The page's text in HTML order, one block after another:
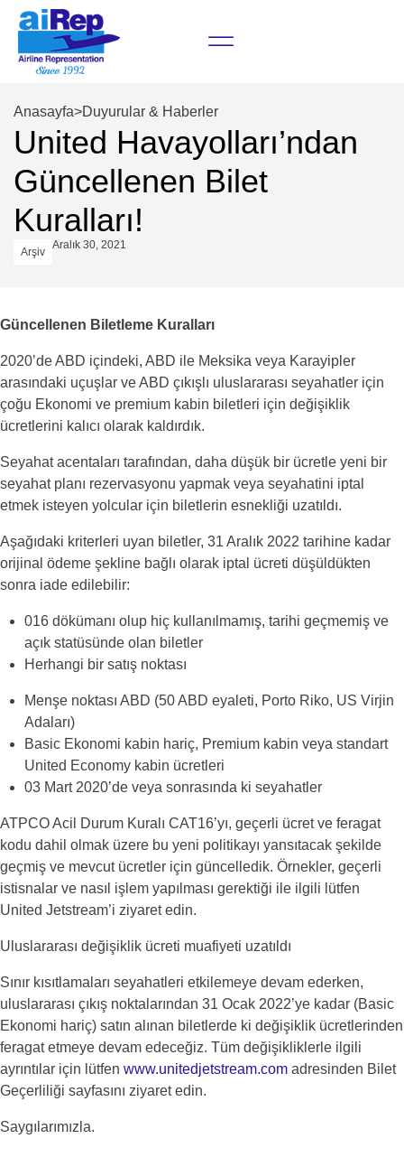
Anasayfa>Duyurular & Haberler
United Havayolları’ndan
Güncellenen Bilet
Kuralları!
Arşiv
Aralık 30, 2021
Güncellenen Biletleme Kuralları
2020’de ABD içindeki, ABD ile Meksika veya Karayipler
arasındaki uçuşlar ve ABD çıkışlı uluslararası seyahatler için
çoğu Ekonomi ve premium kabin biletleri için değişiklik
ücretlerini kalıcı olarak kaldırdık.
Seyahat acentaları tarafından, daha düşük bir ücretle yeni bir
seyahat planı rezervasyonu yapmak veya seyahatini iptal
etmek isteyen yolcular için biletlerin esnekliği uzatıldı.
Aşağıdaki kriterleri uyan biletler, 31 Aralık 2022 tarihine kadar
orijinal ödeme şekline bağlı olarak iptal ücreti düşüldükten
sonra iade edilebilir:
016 dökümanı olup hiç kullanılmamış, tarihi geçmemiş ve
açık statüsünde olan biletler
Herhangi bir satış noktası
Menşe noktası ABD (50 ABD eyaleti, Porto Riko, US Virjin
Adaları)
Basic Ekonomi kabin hariç, Premium kabin veya standart
United Economy kabin ücretleri
03 Mart 2020’de veya sonrasında ki seyahatler
ATPCO Acil Durum Kuralı CAT16’yı, geçerli ücret ve feragat
kodu dahil olmak üzere bu yeni politikayı yansıtacak şekilde
geçmiş ve mevcut ücretler için güncelledik. Örnekler, geçerli
istisnalar ve nasıl işlem yapılması gerektiği ile ilgili lütfen
United Jetstream’i ziyaret edin.
Uluslararası değişiklik ücreti muafiyeti uzatıldı
Sınır kısıtlamaları seyahatleri etkilemeye devam ederken,
uluslararası çıkış noktalarından 31 Ocak 2022’ye kadar (Basic
Ekonomi hariç) satın alınan biletlerde ki değişiklik ücretlerinden
feragat etmeye devam edeceğiz. Tüm değişikliklerle ilgili
ayrıntılar için lütfen www.unitedjetstream.com adresinden Bilet
Geçerliliği sayfasını ziyaret edin.
Saygılarımızla.